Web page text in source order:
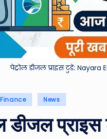
पेट्रोल डीजल प्राइस टुडे:
Finance News
डीजल